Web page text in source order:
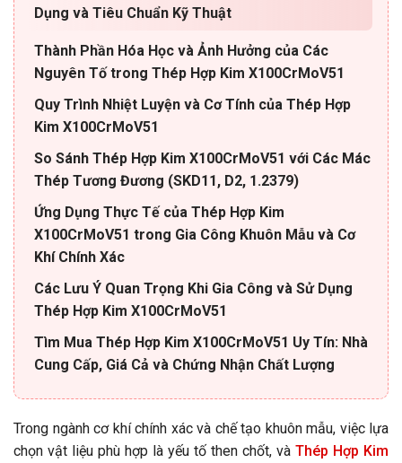
Dụng và Tiêu Chuẩn Kỹ Thuật
Thành Phần Hóa Học và Ảnh Hưởng của Các
Nguyên Tố trong Thép Hợp Kim X100CrMoV51
Quy Trình Nhiệt Luyện và Cơ Tính của Thép Hợp
Kim X100CrMoV51
So Sánh Thép Hợp Kim X100CrMoV51 với Các Mác
Thép Tương Đương (SKD11, D2, 1.2379)
Ứng Dụng Thực Tế của Thép Hợp Kim
X100CrMoV51 trong Gia Công Khuôn Mẫu và Cơ
Khí Chính Xác
Các Lưu Ý Quan Trọng Khi Gia Công và Sử Dụng
Thép Hợp Kim X100CrMoV51
Tìm Mua Thép Hợp Kim X100CrMoV51 Uy Tín: Nhà
Cung Cấp, Giá Cả và Chứng Nhận Chất Lượng
Trong ngành cơ khí chính xác và chế tạo khuôn mẫu, việc lựa
chọn vật liệu phù hợp là yếu tố then chốt, và Thép Hợp Kim